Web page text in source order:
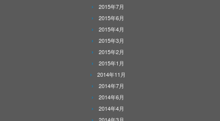
2015年7月
2015年6月
2015年4月
2015年3月
2015年2月
2015年1月
2014年11月
2014年7月
2014年6月
2014年4月